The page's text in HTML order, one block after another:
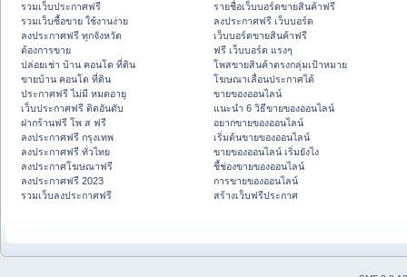
รวมเว็บประกาศฟรี
รวมเว็บซื้อขาย ใช้งานง่าย
ลงประกาศฟรี ทุกจังหวัด
ต้องการขาย
ปล่อยเช่า บ้าน คอนโด ที่ดิน
ขายบ้าน คอนโด ที่ดิน
ประกาศฟรี ไม่มี หมดอายุ
เว็บประกาศฟรี ติดอันดับ
ฝากร้านฟรี โพ ส ฟรี
ลงประกาศฟรี กรุงเทพ
ลงประกาศฟรี ทั่วไทย
ลงประกาศโฆษณาฟรี
ลงประกาศฟรี 2023
รวมเว็บลงประกาศฟรี
รายชื่อเว็บบอร์ดขายสินค้าฟรี
ลงประกาศฟรี เว็บบอร์ด
เว็บบอร์ดขายสินค้าฟรี
ฟรี เว็บบอร์ด แรงๆ
โพสขายสินค้าตรงกลุ่มเป้าหมาย
โฆษณาเลื่อนประกาศได้
ขายของออนไลน์
แนะนำ 6 วิธีขายของออนไลน์
อยากขายของออนไลน์
เริ่มต้นขายของออนไลน์
ขายของออนไลน์ เริ่มยังไง
ชี้ช่องขายของออนไลน์
การขายของออนไลน์
สร้างเว็บฟรีประกาศ